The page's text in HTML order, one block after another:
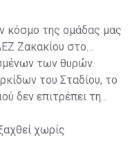
κόσμο της ομάδας μας
Ζακακίου στο
των θυρών.
του Σταδίου, το
δεν επιτρέπει τη
χωρίς